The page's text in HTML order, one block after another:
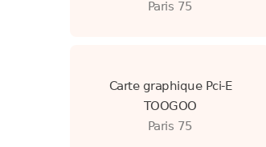
Paris 75
Carte graphique Pci-E
TOOGOO
Paris 75